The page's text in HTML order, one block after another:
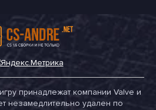
принадлежат компании Valve и
незамедлительно удален по